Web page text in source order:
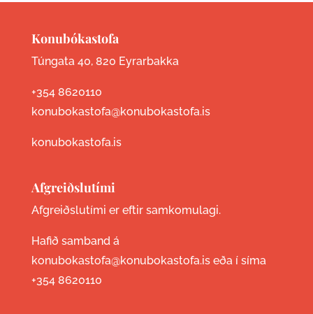
Konubókastofa
Túngata 40, 820 Eyrarbakka
+354 8620110
konubokastofa@konubokastofa.is
konubokastofa.is
Afgreiðslutími
Afgreiðslutími er eftir samkomulagi.
Hafið samband á
konubokastofa@konubokastofa.is eða í síma
+354 8620110